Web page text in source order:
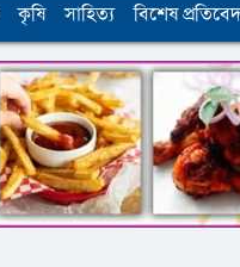
কৃষি সাহিত্য বিশেষ